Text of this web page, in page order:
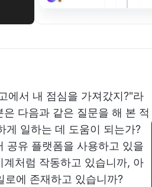
에서 내 점심을 가져갔지?"라
다음과 같은 질문을 해 본 적
게 일하는 데 도움이 되는가?
공유 플랫폼을 사용하고 있을
처럼 작동하고 있습니까, 아
에 존재하고 있습니까?